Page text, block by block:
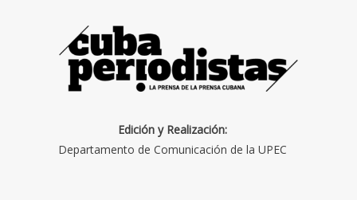
Edición y Realización:
Departamento de Comunicación de la UPEC